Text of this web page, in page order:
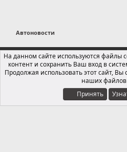
Автоновости
Russian (RU)
Обратная связь
Условия и правила
Политика конфиденциальности
Локализация от xenForo.Info®
На данном сайте используются файлы
контент и сохранить Ваш вход в
Продолжая использовать этот сайт,
наших файлов
Принять